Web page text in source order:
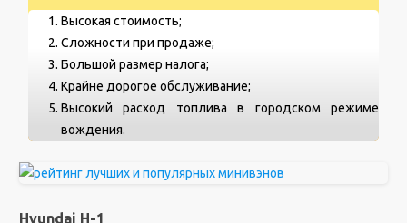
Высокая стоимость;
Сложности при продаже;
Большой размер налога;
Крайне дорогое обслуживание;
Высокий расход топлива в городском режиме
вождения.
Hyundai H-1